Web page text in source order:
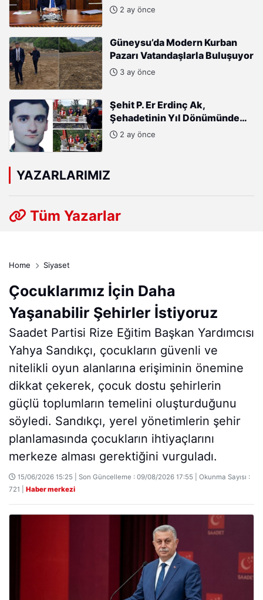
Müdürlüğü’ne atandı.
2 ay önce
Güneysu’da Modern Kurban
Pazarı Vatandaşlarla Buluşuyor
3 ay önce
Şehit P. Er Erdinç Ak,
Şehadetinin Yıl Dönümünde
Kabri Başında Anıldı
2 ay önce
YAZARLARIMIZ
Tüm Yazarlar
Home Siyaset
Çocuklarımız İçin Daha
Yaşanabilir Şehirler İstiyoruz
Saadet Partisi Rize Eğitim Başkan Yardımcısı
Yahya Sandıkçı, çocukların güvenli ve
nitelikli oyun alanlarına erişiminin önemine
dikkat çekerek, çocuk dostu şehirlerin
güçlü toplumların temelini oluşturduğunu
söyledi. Sandıkçı, yerel yönetimlerin şehir
planlamasında çocukların ihtiyaçlarını
merkeze alması gerektiğini vurguladı.
15/06/2026 15:25 | Son Güncelleme : 09/08/2026 17:55 | Okunma Sayısı :
721 | Haber merkezi